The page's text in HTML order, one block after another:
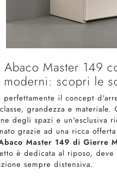
Master 149
scopri le
perfettamente il concept
grandezza e
degli spazi e un'esclusiva
grazie ad una ricca
Master 149 di Gierre
è dedicata al riposo,
sempre distensiva.